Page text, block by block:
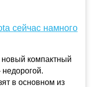
сейчас намного
компактный
недорогой.
в основном из